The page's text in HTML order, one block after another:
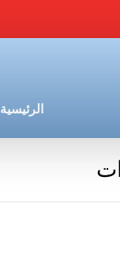
الرئيسية